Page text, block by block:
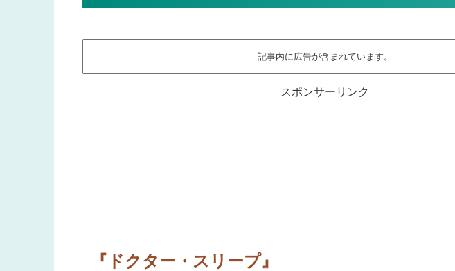
記事内に広告が含まれています。
スポンサーリンク
『ドクター・スリープ』